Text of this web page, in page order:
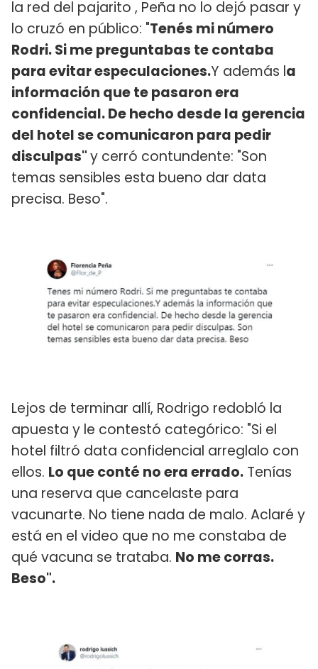
la red del pajarito , Peña no lo dejó pasar y
lo cruzó en público: "Tenés mi número
Rodri. Si me preguntabas te contaba
para evitar especulaciones.Y además la
información que te pasaron era
confidencial. De hecho desde la gerencia
del hotel se comunicaron para pedir
disculpas"y cerró contundente: "Son
temas sensibles esta bueno dar data
precisa. Beso".
Lejos de terminar allí, Rodrigo redobló la
apuesta y le contestó categórico: "Si el
hotel filtró data confidencial arreglalo con
ellos. Lo que conté no era errado. Tenías
una reserva que cancelaste para
vacunarte. No tiene nada de malo. Aclaré y
está en el video que no me constaba de
qué vacuna se trataba. No me corras.
Beso".